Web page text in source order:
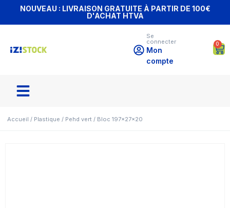
NOUVEAU : LIVRAISON GRATUITE À PARTIR DE 100€
D'ACHAT HTVA
Se
connecter
Mon
compte
0
Accueil / Plastique / Pehd vert / Bloc 197x27x20